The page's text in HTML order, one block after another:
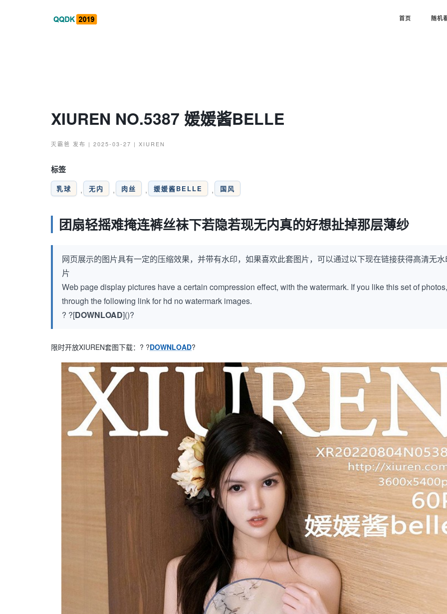
首页 随机
XIUREN NO.5387 媛媛酱BELLE
灭霸爸 发布 | 2025-03-27 | XIUREN
标签
乳球 , 无内 , 肉丝 , 媛媛酱BELLE , 国风
团扇轻摇难掩连裤丝袜下若隐若现无内真的好想扯掉那层薄纱
网页展示的图片具有一定的压缩效果，并带有水印，如果喜欢此套图片，可以通过以下现在链接获得高清无
片
Web page display pictures have a certain compression effect, with the watermark. If you like this set of
through the following link for hd no watermark images.
? ?[DOWNLOAD]()?
限时开放XIUREN套图下载：? ?DOWNLOAD?